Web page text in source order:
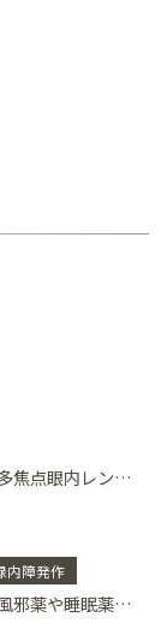
強い近視の方にも多焦点眼内レンズという選択肢 3焦点眼内レンズ「アクリバトリノバPro」とは
内障発作
【専門医が解説】風邪薬や睡眠薬で失明の危険も！？急性緑内障発作とは